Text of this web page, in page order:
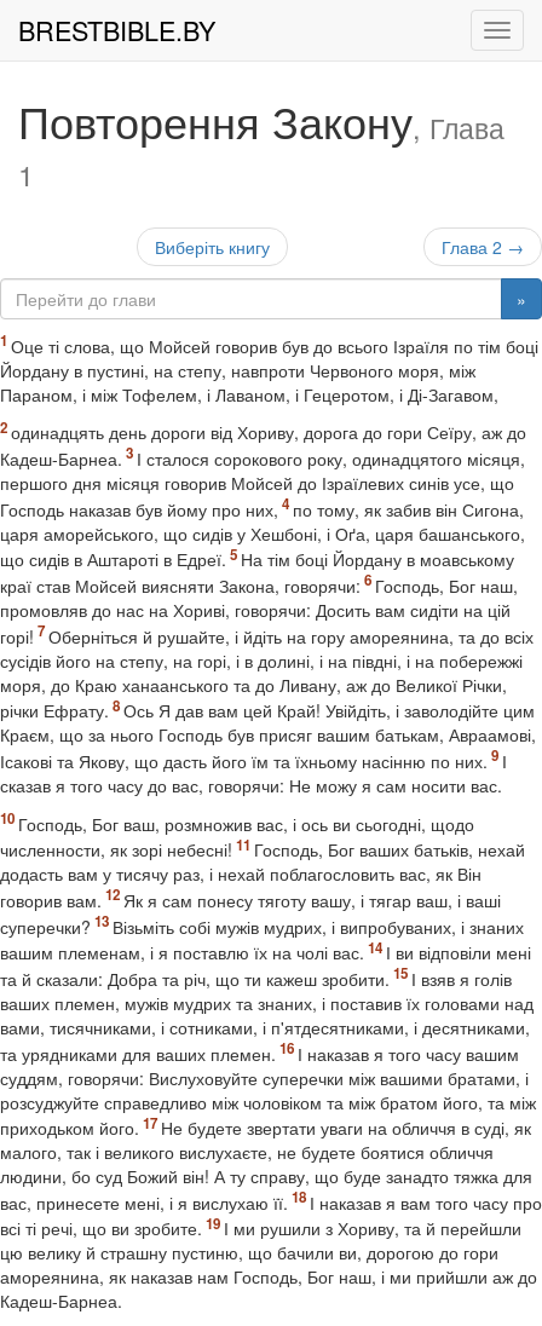
Рух
BRESTBIBLE.BY
Повторення Закону, Глава
1
Виберіть книгу Глава 2 →
»
Оце ті слова, що Мойсей говорив був до всього Ізраїля по тім боці
Йордану в пустині, на степу, навпроти Червоного моря, між
Параном, і між Тофелем, і Лаваном, і Гецеротом, і Ді-Загавом,
одинадцять день дороги від Хориву, дорога до гори Сеїру, аж до
Кадеш-Барнеа.
І сталося сорокового року, одинадцятого місяця,
першого дня місяця говорив Мойсей до Ізраїлевих синів усе, що
Господь наказав був йому про них,
по тому, як забив він Сигона,
царя аморейського, що сидів у Хешбоні, і Оґа, царя башанського,
що сидів в Аштароті в Едреї.
На тім боці Йордану в моавському
краї став Мойсей виясняти Закона, говорячи:
Господь, Бог наш,
промовляв до нас на Хориві, говорячи: Досить вам сидіти на цій
горі!
Оберніться й рушайте, і йдіть на гору амореянина, та до всіх
сусідів його на степу, на горі, і в долині, і на півдні, і на побережжі
моря, до Краю ханаанського та до Ливану, аж до Великої Річки,
річки Ефрату.
Ось Я дав вам цей Край! Увійдіть, і заволодійте цим
Краєм, що за нього Господь був присяг вашим батькам, Авраамові,
Ісакові та Якову, що дасть його їм та їхньому насінню по них.
І
сказав я того часу до вас, говорячи: Не можу я сам носити вас.
Господь, Бог ваш, розмножив вас, і ось ви сьогодні, щодо
численности, як зорі небесні!
Господь, Бог ваших батьків, нехай
додасть вам у тисячу раз, і нехай поблагословить вас, як Він
говорив вам.
Як я сам понесу тяготу вашу, і тягар ваш, і ваші
суперечки?
Візьміть собі мужів мудрих, і випробуваних, і знаних
вашим племенам, і я поставлю їх на чолі вас.
І ви відповіли мені
та й сказали: Добра та річ, що ти кажеш зробити.
І взяв я голів
ваших племен, мужів мудрих та знаних, і поставив їх головами над
вами, тисячниками, і сотниками, і п'ятдесятниками, і десятниками,
та урядниками для ваших племен.
І наказав я того часу вашим
суддям, говорячи: Вислуховуйте суперечки між вашими братами, і
розсуджуйте справедливо між чоловіком та між братом його, та між
приходьком його.
Не будете звертати уваги на обличчя в суді, як
малого, так і великого вислухаєте, не будете боятися обличчя
людини, бо суд Божий він! А ту справу, що буде занадто тяжка для
вас, принесете мені, і я вислухаю її.
І наказав я вам того часу про
всі ті речі, що ви зробите.
І ми рушили з Хориву, та й перейшли
цю велику й страшну пустиню, що бачили ви, дорогою до гори
амореянина, як наказав нам Господь, Бог наш, і ми прийшли аж до
Кадеш-Барнеа.